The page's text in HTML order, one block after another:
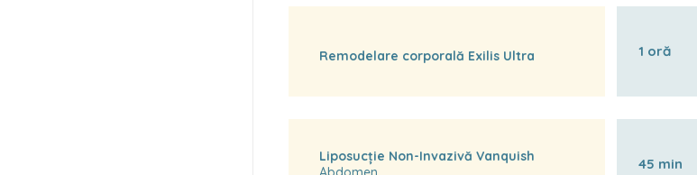
Remodelare corporală Exilis Ultra
Liposucție Non-Invazivă Vanquish
1 oră
45 min